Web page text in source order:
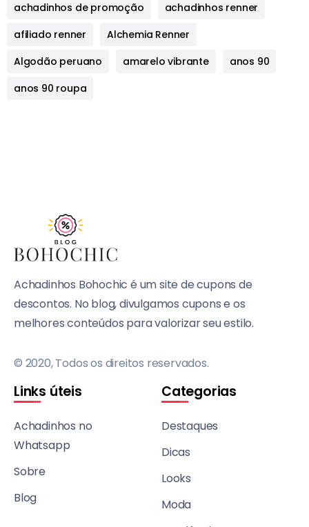
achadinhos de promoção
achadinhos renner
afiliado renner
Alchemia Renner
Algodão peruano
amarelo vibrante
anos 90
anos 90 roupa
Achadinhos Bohochic é um site de cupons de
descontos. No blog, divulgamos cupons e os
melhores conteúdos para valorizar seu estilo.
© 2020, Todos os direitos reservados.
Links úteis
Achadinhos no
Whatsapp
Sobre
Blog
Categorias
Destaques
Dicas
Looks
Moda